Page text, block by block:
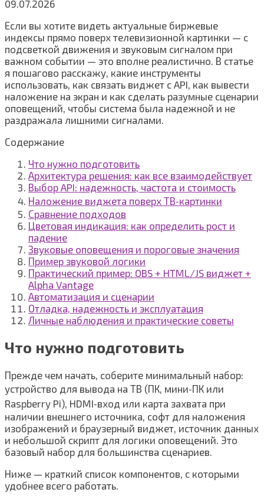
09.07.2026
Если вы хотите видеть актуальные биржевые
индексы прямо поверх телевизионной картинки — с
подсветкой движения и звуковым сигналом при
важном событии — это вполне реалистично. В статье
я пошагово расскажу, какие инструменты
использовать, как связать виджет с API, как вывести
наложение на экран и как сделать разумные сценарии
оповещений, чтобы система была надежной и не
раздражала лишними сигналами.
Содержание
Что нужно подготовить
Архитектура решения: как все взаимодействует
Выбор API: надежность, частота и стоимость
Наложение виджета поверх ТВ‑картинки
Сравнение подходов
Цветовая индикация: как определить рост и
падение
Звуковые оповещения и пороговые значения
Пример звуковой логики
Практический пример: OBS + HTML/JS виджет +
Alpha Vantage
Автоматизация и сценарии
Отладка, надежность и эксплуатация
Личные наблюдения и практические советы
Что нужно подготовить
Прежде чем начать, соберите минимальный набор:
устройство для вывода на ТВ (ПК, мини‑ПК или
Raspberry Pi), HDMI‑вход или карта захвата при
наличии внешнего источника, софт для наложения
изображений и браузерный виджет, источник данных
и небольшой скрипт для логики оповещений. Это
базовый набор для большинства сценариев.
Ниже — краткий список компонентов, с которыми
удобнее всего работать.